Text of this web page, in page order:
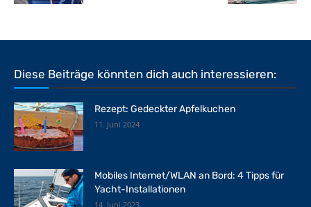
Diese Beiträge könnten dich auch interessieren:
Rezept: Gedeckter Apfelkuchen
11. Juni 2024
Mobiles Internet/WLAN an Bord: 4 Tipps für
Yacht-Installationen
14. Juni 2023